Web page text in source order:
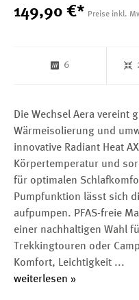
149,90 €* Preise inkl.
6
Die Wechsel Aera vereint
Wärmeisolierung und
innovative Radiant Heat
Körpertemperatur und
für optimalen
Pumpfunktion lässt sich
aufpumpen. PFAS-freie
einer nachhaltigen Wahl
Trekkingtouren oder
Komfort, Leichtigkeit ...
weiterlesen »